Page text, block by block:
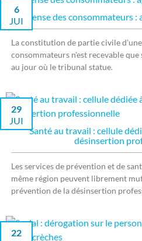
Défense des consommateurs :
6
JUI
La constitution de partie civile
consommateurs n'est recevable
au jour où le tribunal statue.
Santé au travail : cellule
désinsertion
29
JUI
Les services de prévention et de
même région peuvent librement
prévention de la désinsertion
22